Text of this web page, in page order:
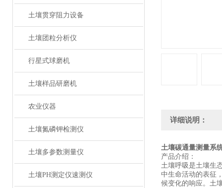
土壤贯穿阻力设备
土壤团粒分析仪
行星式球磨机
土壤样品研磨机
农业仪器
土壤氮磷钾检测仪
土壤多参数测量仪
土壤PH测定仪速测仪
详细说明：
土壤碳通量测量系
产品介绍：
土壤呼吸是土壤生
中生命活动的表征
候变化的响应。土